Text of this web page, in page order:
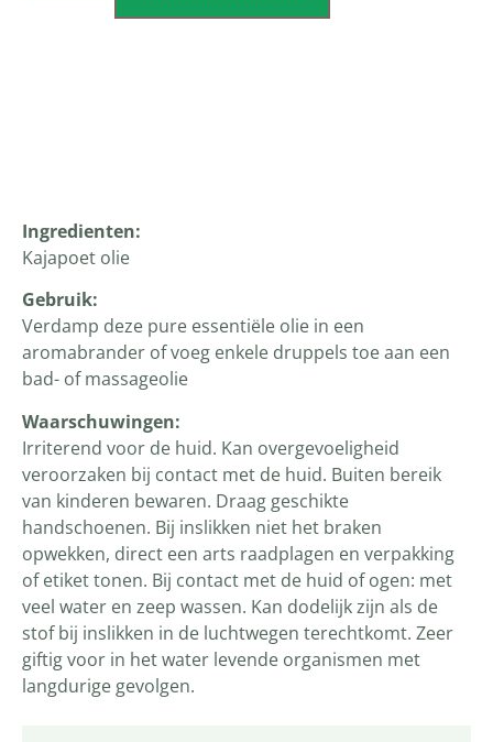
Ingredienten:
Kajapoet olie
Gebruik:
Verdamp deze pure essentiële olie in een
aromabrander of voeg enkele druppels toe aan een
bad- of massageolie
Waarschuwingen:
Irriterend voor de huid. Kan overgevoeligheid
veroorzaken bij contact met de huid. Buiten bereik
van kinderen bewaren. Draag geschikte
handschoenen. Bij inslikken niet het braken
opwekken, direct een arts raadplagen en verpakking
of etiket tonen. Bij contact met de huid of ogen: met
veel water en zeep wassen. Kan dodelijk zijn als de
stof bij inslikken in de luchtwegen terechtkomt. Zeer
giftig voor in het water levende organismen met
langdurige gevolgen.